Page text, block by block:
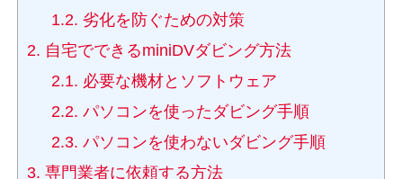
1.2. 劣化を防ぐための対策
2. 自宅でできるminiDVダビング方法
2.1. 必要な機材とソフトウェア
2.2. パソコンを使ったダビング手順
2.3. パソコンを使わないダビング手順
3. 専門業者に依頼する方法